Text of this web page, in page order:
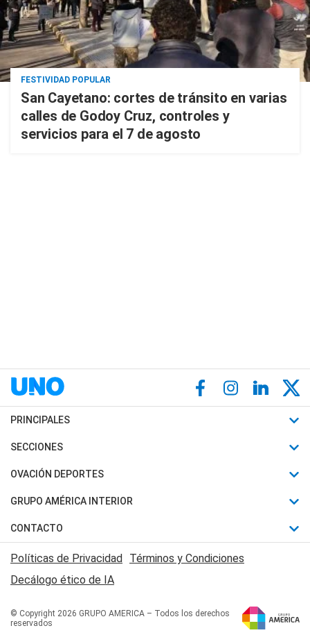
FESTIVIDAD POPULAR
San Cayetano: cortes de tránsito en varias
calles de Godoy Cruz, controles y
servicios para el 7 de agosto
PRINCIPALES
Últimas Noticias
Política
Judiciales
Economia
SECCIONES
Horóscopo
Motores
Trucos caseros
Series y Películas
Edictos y Solicitadas
OVACIÓN DEPORTES
Fútbol
Mundial
Automovilismo
Rugby
Básquet
GRUPO AMÉRICA INTERIOR
Canal 7 en Vivo
San Juan 8
CONTACTO
Acerca de Nosotros
Contactanos
Políticas de Privacidad Términos y Condiciones
Decálogo ético de IA
© Copyright 2026 GRUPO AMERICA – Todos los derechos
reservados